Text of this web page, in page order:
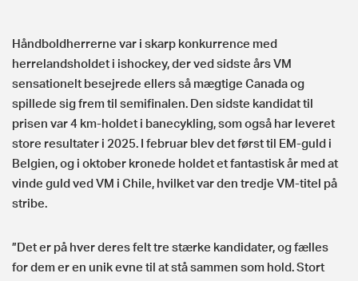
Håndboldherrerne var i skarp konkurrence med
herrelandsholdet i ishockey, der ved sidste års VM
sensationelt besejrede ellers så mægtige Canada og
spillede sig frem til semifinalen. Den sidste kandidat til
prisen var 4 km-holdet i banecykling, som også har leveret
store resultater i 2025. I februar blev det først til EM-guld i
Belgien, og i oktober kronede holdet et fantastisk år med at
vinde guld ved VM i Chile, hvilket var den tredje VM-titel på
stribe.
”Det er på hver deres felt tre stærke kandidater, og fælles
for dem er en unik evne til at stå sammen som hold. Stort